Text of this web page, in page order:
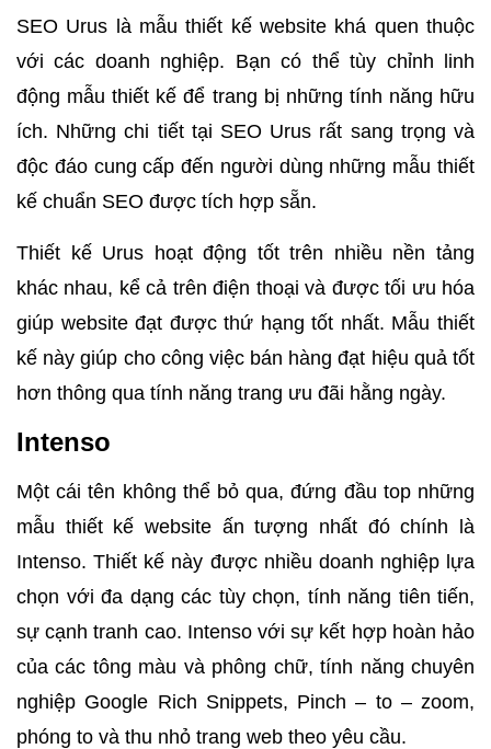
SEO Urus là mẫu thiết kế website khá quen thuộc
với các doanh nghiệp. Bạn có thể tùy chỉnh linh
động mẫu thiết kế để trang bị những tính năng hữu
ích. Những chi tiết tại SEO Urus rất sang trọng và
độc đáo cung cấp đến người dùng những mẫu thiết
kế chuẩn SEO được tích hợp sẵn.
Thiết kế Urus hoạt động tốt trên nhiều nền tảng
khác nhau, kể cả trên điện thoại và được tối ưu hóa
giúp website đạt được thứ hạng tốt nhất. Mẫu thiết
kế này giúp cho công việc bán hàng đạt hiệu quả tốt
hơn thông qua tính năng trang ưu đãi hằng ngày.
Intenso
Một cái tên không thể bỏ qua, đứng đầu top những
mẫu thiết kế website ấn tượng nhất đó chính là
Intenso. Thiết kế này được nhiều doanh nghiệp lựa
chọn với đa dạng các tùy chọn, tính năng tiên tiến,
sự cạnh tranh cao. Intenso với sự kết hợp hoàn hảo
của các tông màu và phông chữ, tính năng chuyên
nghiệp Google Rich Snippets, Pinch – to – zoom,
phóng to và thu nhỏ trang web theo yêu cầu.